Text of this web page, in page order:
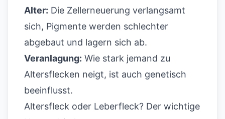
Alter: Die Zellerneuerung verlangsamt
sich, Pigmente werden schlechter
abgebaut und lagern sich ab.
Veranlagung: Wie stark jemand zu
Altersflecken neigt, ist auch genetisch
beeinflusst.
Altersfleck oder Leberfleck? Der wichtige